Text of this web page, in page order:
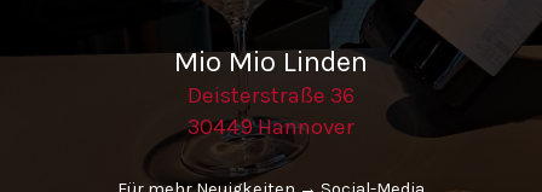
Mio Mio Linden
Deisterstraße 36
30449 Hannover